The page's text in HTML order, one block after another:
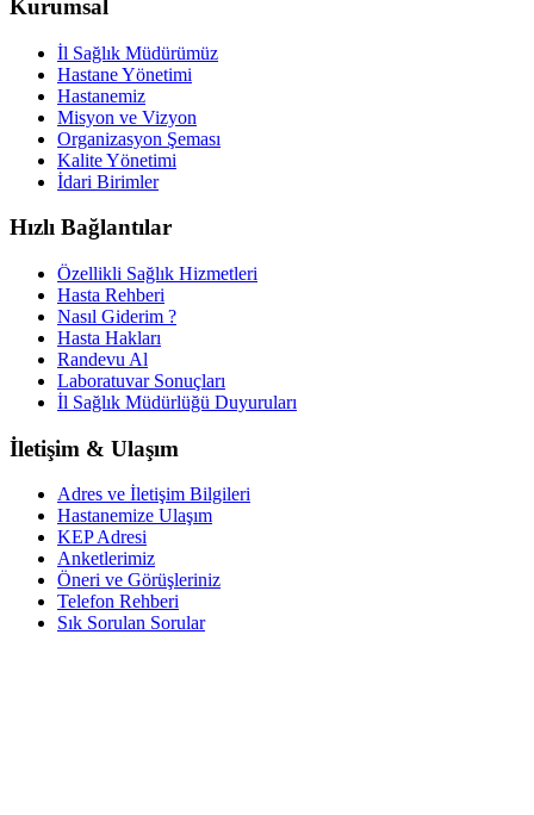
Kurumsal
İl Sağlık Müdürümüz
Hastane Yönetimi
Hastanemiz
Misyon ve Vizyon
Organizasyon Şeması
Kalite Yönetimi
İdari Birimler
Hızlı Bağlantılar
Özellikli Sağlık Hizmetleri
Hasta Rehberi
Nasıl Giderim ?
Hasta Hakları
Randevu Al
Laboratuvar Sonuçları
İl Sağlık Müdürlüğü Duyuruları
İletişim & Ulaşım
Adres ve İletişim Bilgileri
Hastanemize Ulaşım
KEP Adresi
Anketlerimiz
Öneri ve Görüşleriniz
Telefon Rehberi
Sık Sorulan Sorular